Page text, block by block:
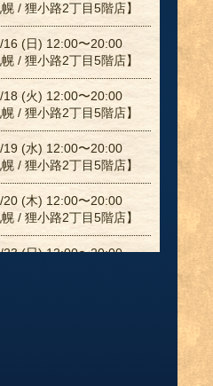
幌 / 狸小路2丁目5階店】
16 (日) 12:00〜20:00
幌 / 狸小路2丁目5階店】
18 (火) 12:00〜20:00
幌 / 狸小路2丁目5階店】
19 (水) 12:00〜20:00
幌 / 狸小路2丁目5階店】
20 (木) 12:00〜20:00
幌 / 狸小路2丁目5階店】
23 (日) 12:00〜20:00